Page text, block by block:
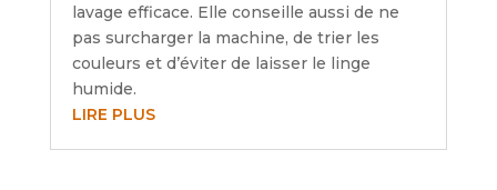
lavage efficace. Elle conseille aussi de ne
pas surcharger la machine, de trier les
couleurs et d’éviter de laisser le linge
humide.
LIRE PLUS